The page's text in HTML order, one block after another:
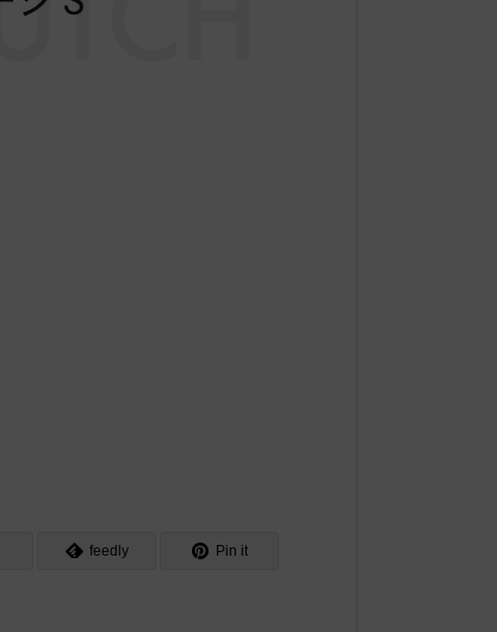
feedly Pin it